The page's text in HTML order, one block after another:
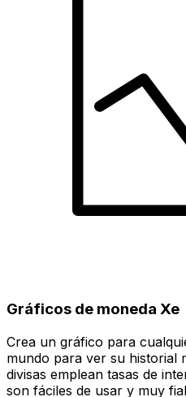
Gráficos de moneda Xe
Crea un gráfico para
mundo para ver su historial
divisas emplean tasas de
son fáciles de usar y muy